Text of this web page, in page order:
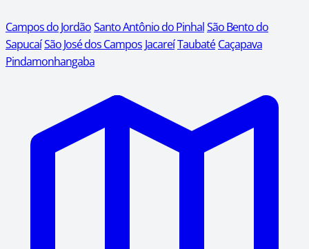
Campos do JordãoSanto Antônio do PinhalSão Bento do
SapucaíSão José dos Campos JacareíTaubaté Caçapava
Pindamonhangaba